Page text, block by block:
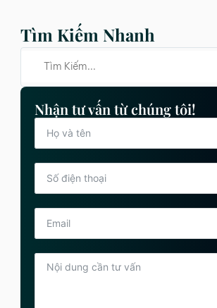
Tìm Kiếm Nhanh
Nhận tư vấn từ chúng tôi!